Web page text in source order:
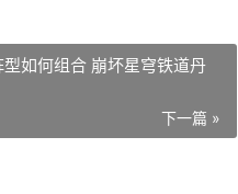
如何组合 崩坏星穹铁道丹
下一篇 »